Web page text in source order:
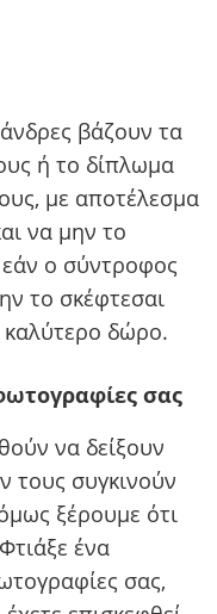
βάζουν τα
ή το δίπλωμα
με αποτέλεσμα
να μην το
ο σύντροφος
το σκέφτεσαι
δώρο.
σας
να δείξουν
τους συγκινούν
ξέρουμε ότι
ένα
σας,